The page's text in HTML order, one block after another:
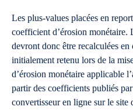
Les plus-values placées en
coefficient d’érosion monétaire.
devront donc être recalculées
initialement retenu lors de la
d’érosion monétaire applicable
partir des coefficients publiés
convertisseur en ligne sur le site